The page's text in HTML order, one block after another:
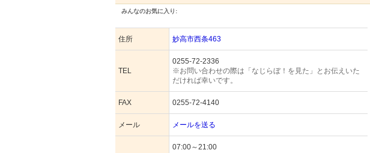
みんなのお気に入り:
住所 妙高市西条463
TEL
0255-72-2336
※お問い合わせの際は「なじらぼ！を見た」とお伝えいた
だければ幸いです。
FAX 0255-72-4140
メール メールを送る
07:00～21:00